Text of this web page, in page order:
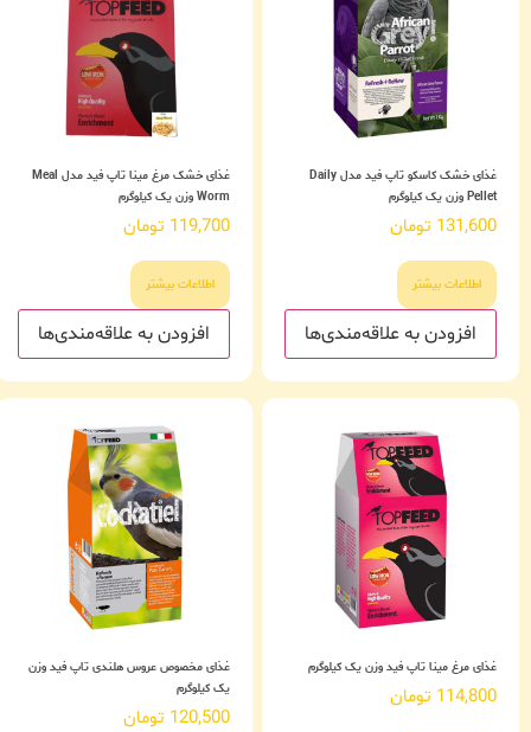
غذای خشک کاسکو تاپ فید مدل Daily
Pellet وزن یک کیلوگرم
131,600 تومان
اطلاعات بیشتر
افزودن به علاقه‌مندی‌ها
غذای خشک مرغ مینا تاپ فید مدل Meal
Worm وزن یک کیلوگرم
119,700 تومان
اطلاعات بیشتر
افزودن به علاقه‌مندی‌ها
غذای مرغ مینا تاپ فید وزن یک کیلوگرم
114,800 تومان
غذای مخصوص عروس هلندی تاپ فید وزن
یک کیلوگرم
120,500 تومان